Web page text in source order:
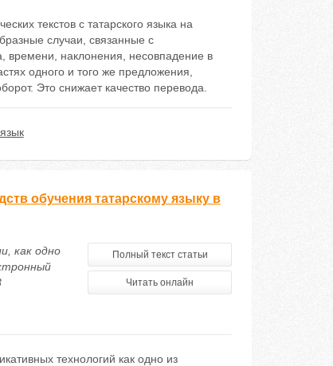
текстов с татарского языка на
случаи, связанные с
времени, наклонения, несовпадение в
одного и того же предложения,
Это снижает качество перевода.
обучения татарскому языку в
как одно
Полный текст статьи
Читать онлайн
технологий как одно из